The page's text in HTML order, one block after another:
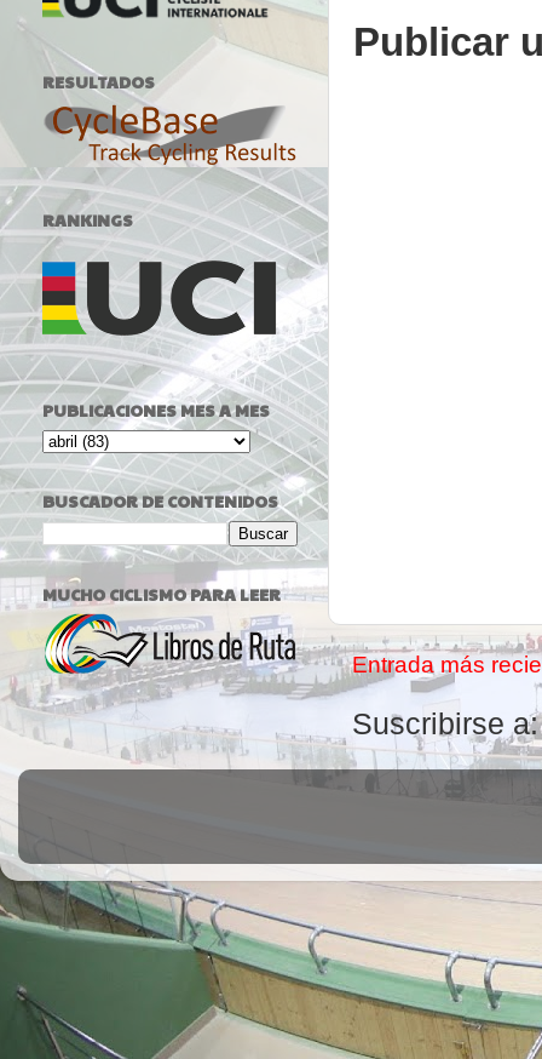
Publicar
Entrada más
Suscribirse
RESULTADOS
RANKINGS
PUBLICACIONES MES A MES
BUSCADOR DE CONTENIDOS
MUCHO CICLISMO PARA LEER